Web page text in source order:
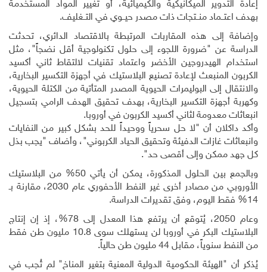
إعادة التدوير الميكانيكية والكيميائية، أو تغيير المواد المستخدمة
بهدف اعتــماد منــتجات ذات مصدر حيــوي في التــغليف.
وإضافة إلى هذه المقاربات المرتبطة بالاقتصاد الدائري، تحدثت
الدراسة عن "ضرورة اللجوء إلى حلول تكنولوجية أقل نضجاً"، مثل
استخدام الهيدروجين الأخضر واعتماد تقنيات لالتقاط ثاني أكسيد
الكربون المنبعث لإعادة تصنيع البلاستيك في أجهزة التكسير البخارية،
والانتقال إلى البوليمرات الحيوية المصدر المتأتية من الكتلة الحيوية،
وكهربة أجهزة التكسير البخارية، بهدف تحقيق الهدف الرامي بتسجيل
انبعاثات معدومة لثاني أكسيد الكربون في أوروبا.
وأكد داكلان أن "لا حل سحرياً ووحيداً للحد بشكل كبير من النفايات
وانبعاثات غازات الدفيئة وتحقيق الحياد الكربوني"، وأضاف "يجب بذل
كل جهد ممكن وإلى أقصى حد".
وبالجمع بين الحلول المذكورة، يمكن أن يأتي 50% من البلاستيك
الأوروبي من مصادر أخرى غير النفط الأحفوري عام 2030، مقارنة بـ
14% فقط اليوم، وفق تقديرات الدراسة
.
وعام 2050، يُتوقع أن يرتفع هذا المعدل إلى 78%، إذ إن إنتاج
البلاستيك البكر في أوروبا لن يستهلك سوى 10.8 مليون طن فقط
من النفط سنوياً، مقابل 44 مليون طن حالياً
.
يُذكر أن "الهيئة الحكومية الدولية المعنية بتغير المناخ" لم تُجب في